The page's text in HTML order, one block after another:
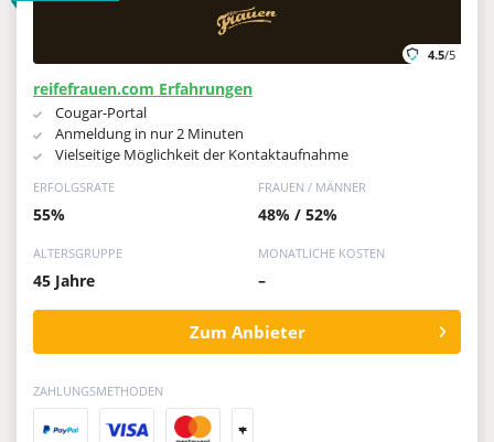
4.5/5
reifefrauen.com Erfahrungen
Cougar-Portal
Anmeldung in nur 2 Minuten
Vielseitige Möglichkeit der Kontaktaufnahme
ERFOLGSRATE
55%
FRAUEN / MÄNNER
48% / 52%
ALTERSGRUPPE
45 Jahre
MONATLICHE KOSTEN
–
Zum Anbieter
ZAHLUNGSMETHODEN
+